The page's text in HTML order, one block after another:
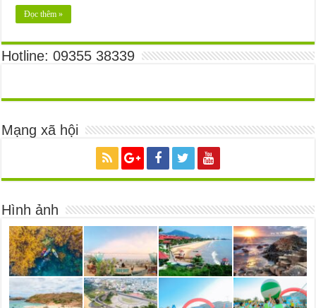
Đọc thêm »
Hotline: 09355 38339
Mạng xã hội
Hình ảnh